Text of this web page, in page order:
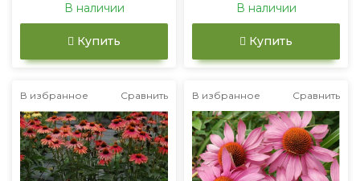
В наличии
Купить
В наличии
Купить
В избранное Сравнить В избранное Сравнить